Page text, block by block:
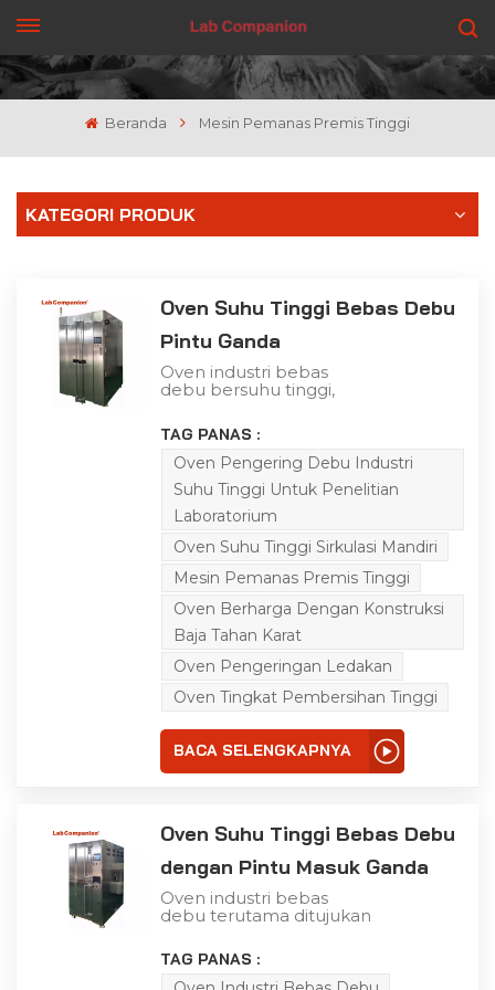
DAPATKAN PENAWARAN
Beranda Mesin Pemanas Premis Tinggi
KATEGORI PRODUK
Oven Suhu Tinggi Bebas Debu
Pintu Ganda
Oven industri bebas
debu bersuhu tinggi,
oven industri bebas
debu, oven industri
bersih, adalah peralatan
pengeringan bebas
debu khusus yang
menyediakan lingkungan
tinggi. Oven bebas debu
adalah salah satu
peralatan yang umum
digunakan dalam
berbagai uji penuaan,
yang banyak digunakan
dalam bidang elektronik,
komputer, komunikasi,
dan bidang lainnya, dan
cocok untuk pengujian
dan produksi produk
dengan persyaratan
mutu bebas debu. Udara
di dalam kotak tertutup
disaring oleh filter udara
efisiensi tinggi bersuhu
tinggi (kelas 100),
sehingga ruang kerja
oven dalam keadaan
bebas debu. Studio oven
baja tahan karat.
TAG PANAS :
Oven Pengering Debu Industri
Suhu Tinggi Untuk Penelitian
Laboratorium
Oven Suhu Tinggi Sirkulasi Mandiri
Mesin Pemanas Premis Tinggi
Oven Berharga Dengan Konstruksi
Baja Tahan Karat
Oven Pengeringan Ledakan
Oven Tingkat Pembersihan Tinggi
BACA SELENGKAPNYA
Oven Suhu Tinggi Bebas Debu
dengan Pintu Masuk Ganda
Oven industri bebas
debu terutama ditujukan
industri lain dengan
persyaratan tinggi untuk
TAG PANAS :